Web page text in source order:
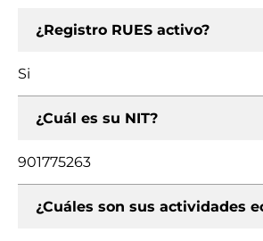
¿Registro RUES activo?
Si
¿Cuál es su NIT?
901775263
¿Cuáles son sus actividades